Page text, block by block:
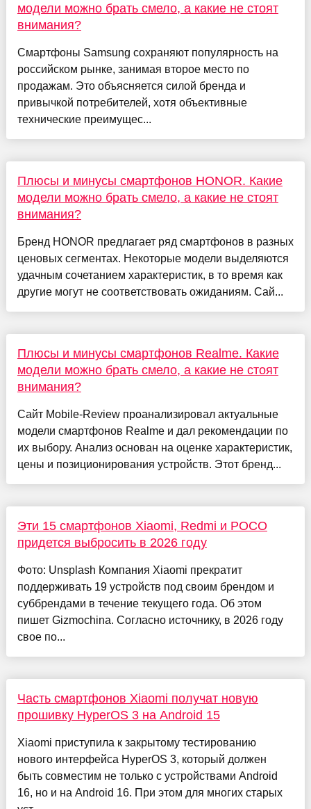
модели можно брать смело, а какие не стоят
внимания?
Смартфоны Samsung сохраняют популярность на
российском рынке, занимая второе место по
продажам. Это объясняется силой бренда и
привычкой потребителей, хотя объективные
технические преимущес...
Плюсы и минусы смартфонов HONOR. Какие
модели можно брать смело, а какие не стоят
внимания?
Бренд HONOR предлагает ряд смартфонов в разных
ценовых сегментах. Некоторые модели выделяются
удачным сочетанием характеристик, в то время как
другие могут не соответствовать ожиданиям. Сай...
Плюсы и минусы смартфонов Realme. Какие
модели можно брать смело, а какие не стоят
внимания?
Сайт Mobile-Review проанализировал актуальные
модели смартфонов Realme и дал рекомендации по
их выбору. Анализ основан на оценке характеристик,
цены и позиционирования устройств. Этот бренд...
Эти 15 смартфонов Xiaomi, Redmi и POCO
придется выбросить в 2026 году
Фото: Unsplash Компания Xiaomi прекратит
поддерживать 19 устройств под своим брендом и
суббрендами в течение текущего года. Об этом
пишет Gizmochina. Согласно источнику, в 2026 году
свое по...
Часть смартфонов Xiaomi получат новую
прошивку HyperOS 3 на Android 15
Xiaomi приступила к закрытому тестированию
нового интерфейса HyperOS 3, который должен
быть совместим не только с устройствами Android
16, но и на Android 16. При этом для многих старых